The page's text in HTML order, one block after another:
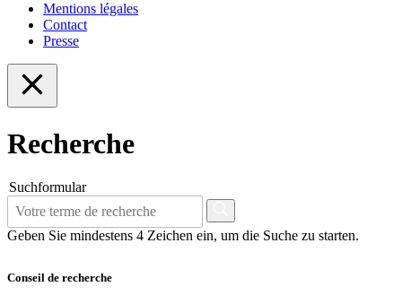
Mentions légales
Contact
Presse
Recherche
Suchformular
Geben Sie mindestens 4 Zeichen ein, um die Suche zu starten.
Conseil de recherche